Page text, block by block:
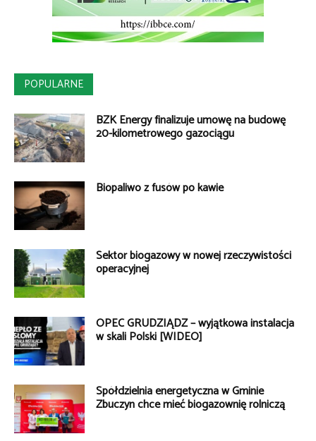
POPULARNE
BZK Energy finalizuje umowę na budowę
20-kilometrowego gazociągu
Biopaliwo z fusów po kawie
Sektor biogazowy w nowej rzeczywistości
operacyjnej
OPEC GRUDZIĄDZ – wyjątkowa instalacja
w skali Polski [WIDEO]
Spółdzielnia energetyczna w Gminie
Zbuczyn chce mieć biogazownię rolniczą